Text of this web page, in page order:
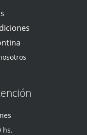
hs.